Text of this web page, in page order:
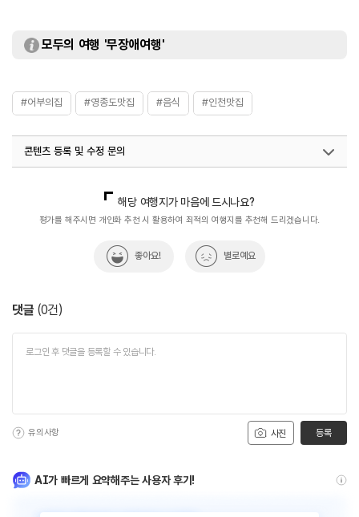
모두의 여행 '무장애여행'
#어부의집 #영종도맛집 #음식 #인천맛집
콘텐츠 등록 및 수정 문의
해당 여행지가 마음에 드시나요?
평가를 해주시면 개인화 추천 시 활용하여 최적의 여행지를 추천해 드리겠습니다.
좋아요! 별로예요
댓글 (0건)
사진
유의사항 등록
AI가 빠르게 요약해주는 사용자 후기!